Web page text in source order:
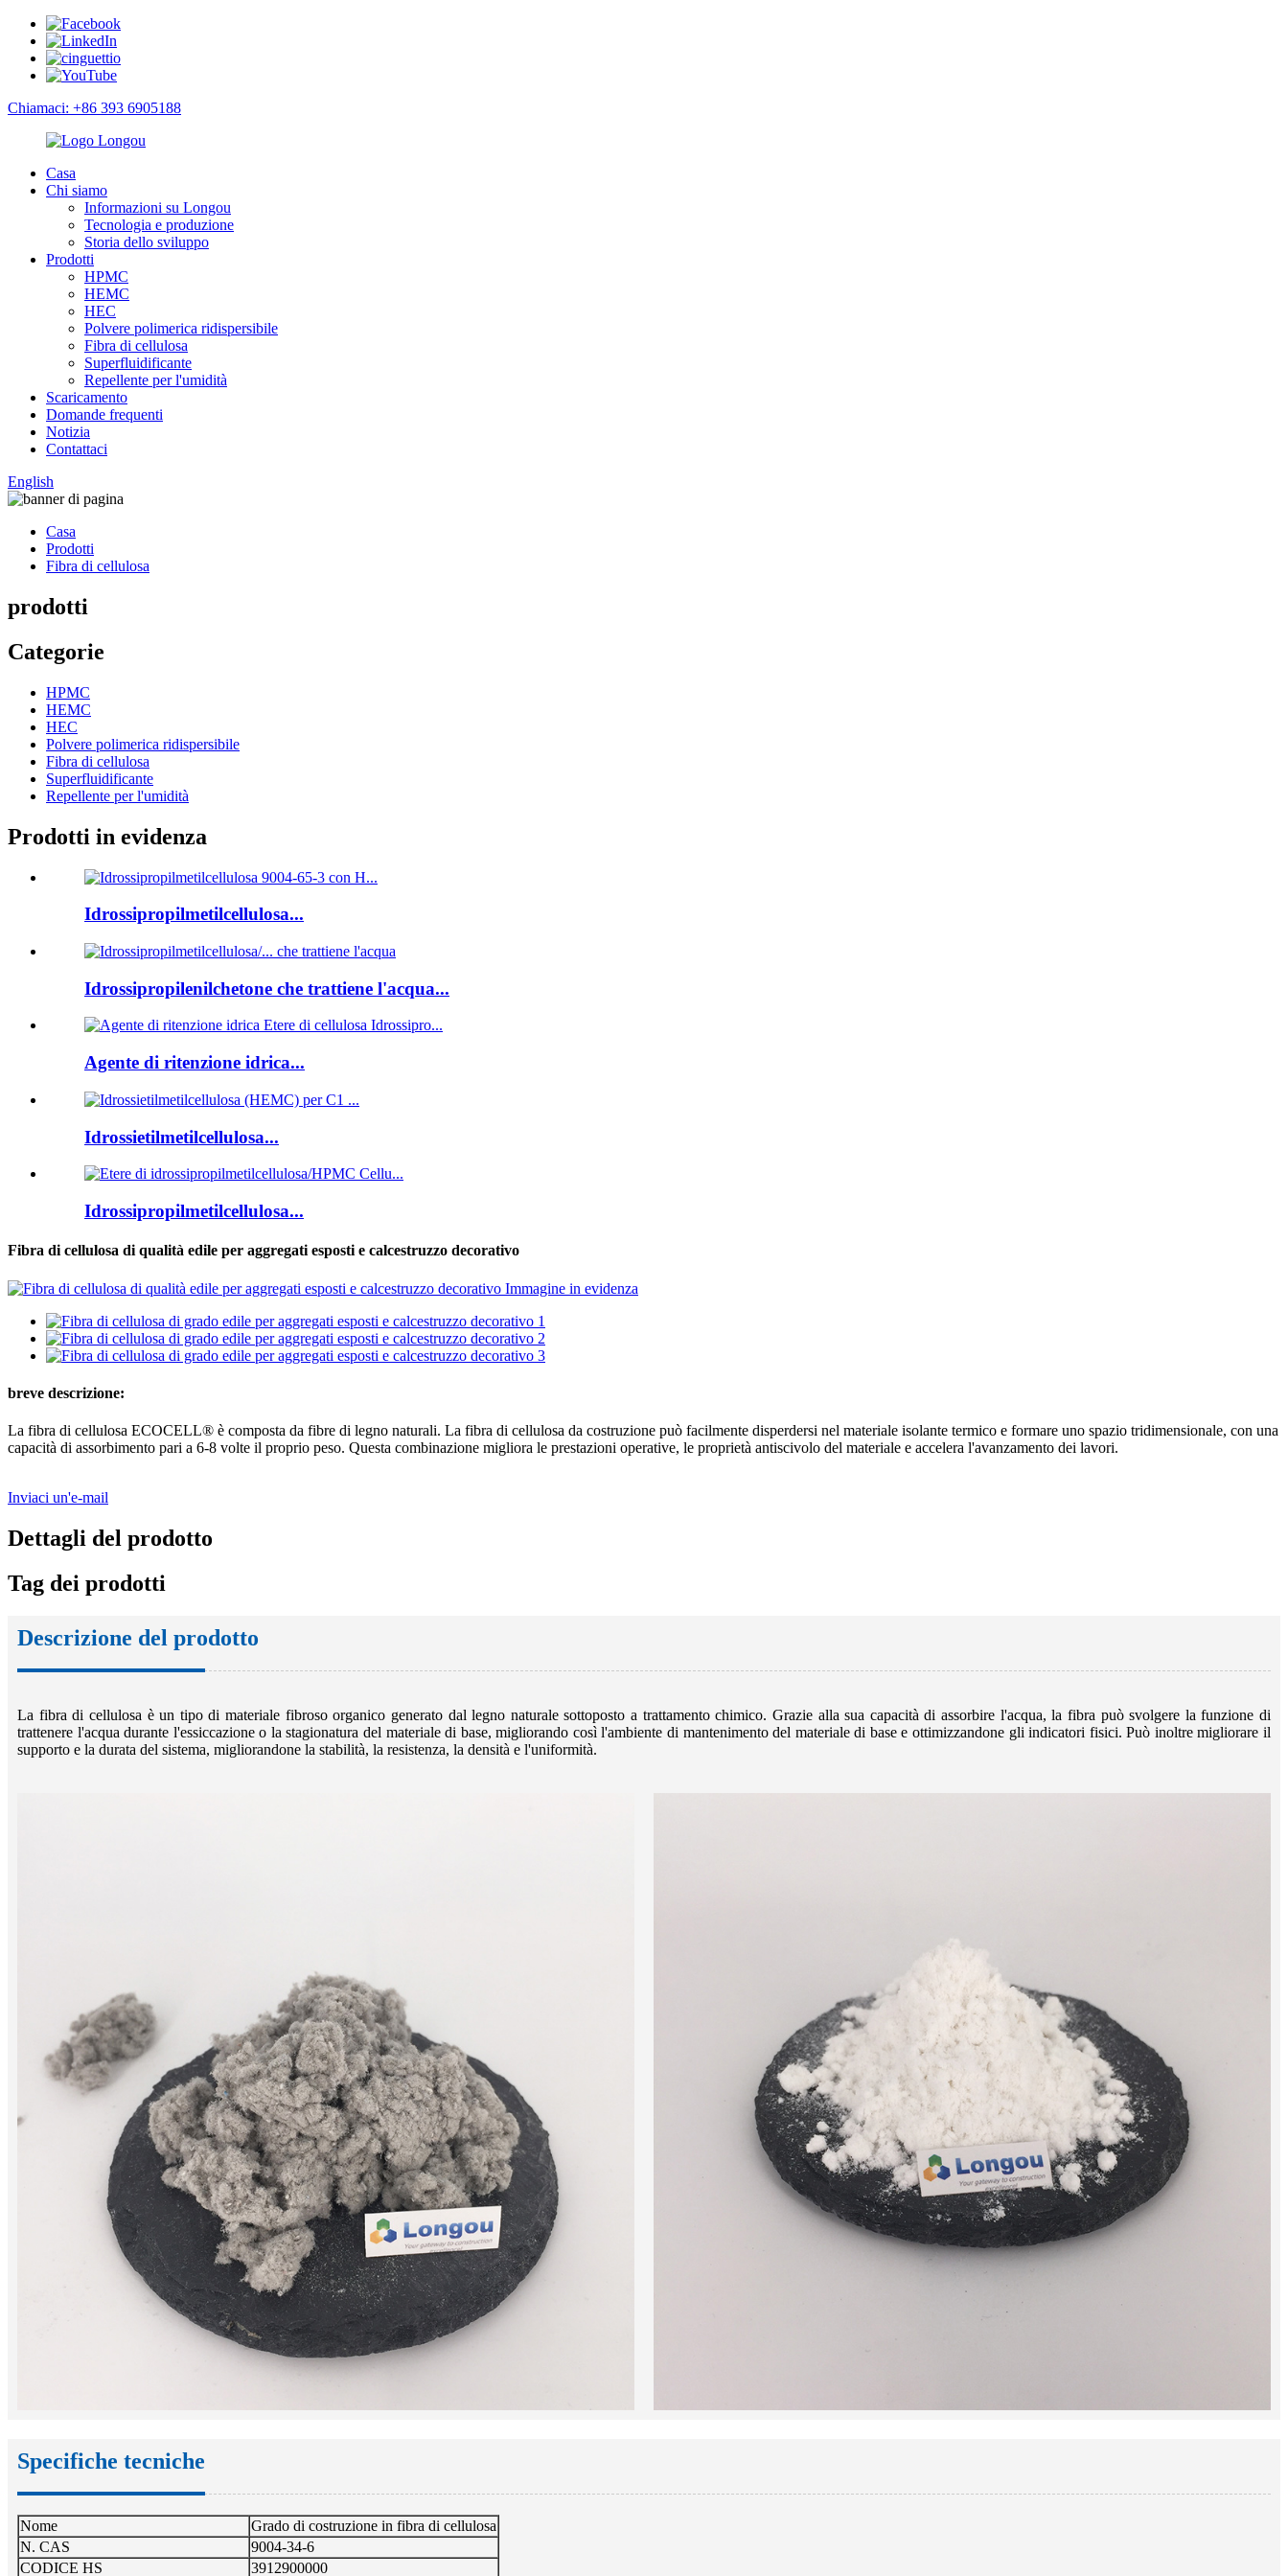
Chiamaci: +86 393 6905188
Casa
Chi siamo
Informazioni su Longou
Tecnologia e produzione
Storia dello sviluppo
Prodotti
HPMC
HEMC
HEC
Polvere polimerica ridispersibile
Fibra di cellulosa
Superfluidificante
Repellente per l'umidità
Scaricamento
Domande frequenti
Notizia
Contattaci
English
Casa
Prodotti
Fibra di cellulosa
prodotti
Categorie
HPMC
HEMC
HEC
Polvere polimerica ridispersibile
Fibra di cellulosa
Superfluidificante
Repellente per l'umidità
Prodotti in evidenza
Idrossipropilmetilcellulosa...
Idrossipropilenilchetone che trattiene l'acqua...
Agente di ritenzione idrica...
Idrossietilmetilcellulosa...
Idrossipropilmetilcellulosa...
Fibra di cellulosa di qualità edile per aggregati esposti e calcestruzzo decorativo
breve descrizione:
La fibra di cellulosa ECOCELL® è composta da fibre di legno naturali. La fibra di cellulosa da costruzione può facilmente disperdersi nel materiale isolante termico e formare uno spazio tridimensionale, con una
capacità di assorbimento pari a 6-8 volte il proprio peso. Questa combinazione migliora le prestazioni operative, le proprietà antiscivolo del materiale e accelera l'avanzamento dei lavori.
Inviaci un'e-mail
Dettagli del prodotto
Tag dei prodotti
Descrizione del prodotto
La fibra di cellulosa è un tipo di materiale fibroso organico generato dal legno naturale sottoposto a trattamento chimico. Grazie alla sua capacità di assorbire l'acqua, la fibra può svolgere la funzione di
trattenere l'acqua durante l'essiccazione o la stagionatura del materiale di base, migliorando così l'ambiente di mantenimento del materiale di base e ottimizzandone gli indicatori fisici. Può inoltre migliorare il
supporto e la durata del sistema, migliorandone la stabilità, la resistenza, la densità e l'uniformità.
Specifiche tecniche
Nome
Grado di costruzione in fibra di cellulosa
N. CAS
9004-34-6
CODICE HS
3912900000